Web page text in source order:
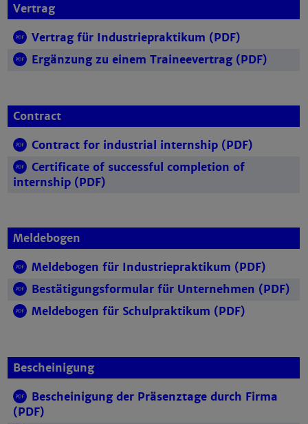
Vertrag
Vertrag für Industriepraktikum (PDF)
Ergänzung zu einem Traineevertrag (PDF)
Contract
Contract for industrial internship (PDF)
Certificate of successful completion of
internship (PDF)
Meldebogen
Meldebogen für Industriepraktikum (PDF)
Bestätigungsformular für Unternehmen (PDF)
Meldebogen für Schulpraktikum (PDF)
Bescheinigung
Bescheinigung der Präsenztage durch Firma
(PDF)